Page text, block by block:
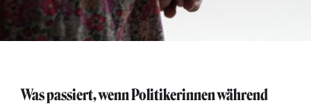
Was passiert, wenn Politikerinnen während